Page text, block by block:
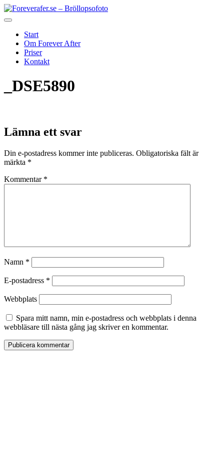
Start
Om Forever After
Priser
Kontakt
_DSE5890
Lämna ett svar
Din e-postadress kommer inte publiceras. Obligatoriska fält är
märkta *
Kommentar *
Namn *
E-postadress *
Webbplats
Spara mitt namn, min e-postadress och webbplats i denna
webbläsare till nästa gång jag skriver en kommentar.